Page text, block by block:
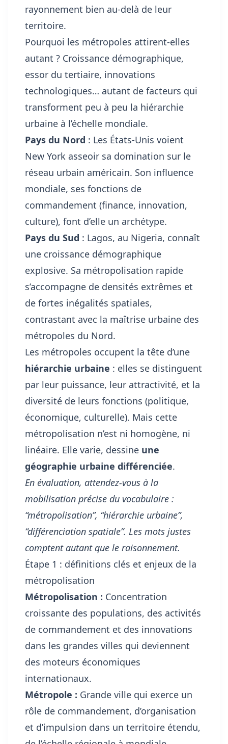
rayonnement bien au-delà de leur
territoire.
Pourquoi les métropoles attirent-elles
autant ? Croissance démographique,
essor du tertiaire, innovations
technologiques… autant de facteurs qui
transforment peu à peu la hiérarchie
urbaine à l’échelle mondiale.
Pays du Nord : Les États-Unis voient
New York asseoir sa domination sur le
réseau urbain américain. Son influence
mondiale, ses fonctions de
commandement (finance, innovation,
culture), font d’elle un archétype.
Pays du Sud : Lagos, au Nigeria, connaît
une croissance démographique
explosive. Sa métropolisation rapide
s’accompagne de densités extrêmes et
de fortes inégalités spatiales,
contrastant avec la maîtrise urbaine des
métropoles du Nord.
Les métropoles occupent la tête d’une
hiérarchie urbaine : elles se distinguent
par leur puissance, leur attractivité, et la
diversité de leurs fonctions (politique,
économique, culturelle). Mais cette
métropolisation n’est ni homogène, ni
linéaire. Elle varie, dessine une
géographie urbaine différenciée.
En évaluation, attendez-vous à la
mobilisation précise du vocabulaire :
“métropolisation”, “hiérarchie urbaine”,
“différenciation spatiale”. Les mots justes
comptent autant que le raisonnement.
Étape 1 : définitions clés et enjeux de la
métropolisation
Métropolisation : Concentration
croissante des populations, des activités
de commandement et des innovations
dans les grandes villes qui deviennent
des moteurs économiques
internationaux.
Métropole : Grande ville qui exerce un
rôle de commandement, d’organisation
et d’impulsion dans un territoire étendu,